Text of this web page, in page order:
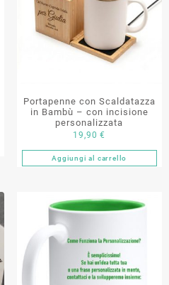
Portapenne con Scaldatazza
in Bambù – con incisione
personalizzata
19,90€
Aggiungi al carrello